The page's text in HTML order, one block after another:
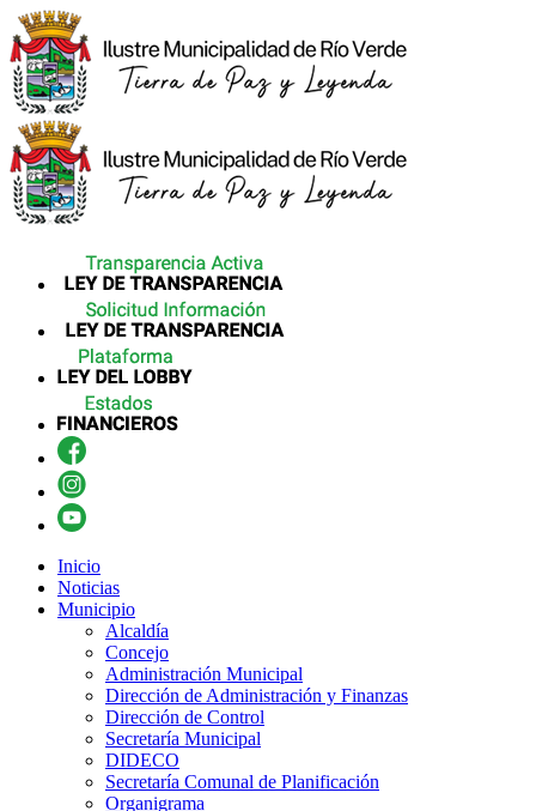
Inicio
Noticias
Municipio
Alcaldía
Concejo
Administración Municipal
Dirección de Administración y Finanzas
Dirección de Control
Secretaría Municipal
DIDECO
Secretaría Comunal de Planificación
Organigrama